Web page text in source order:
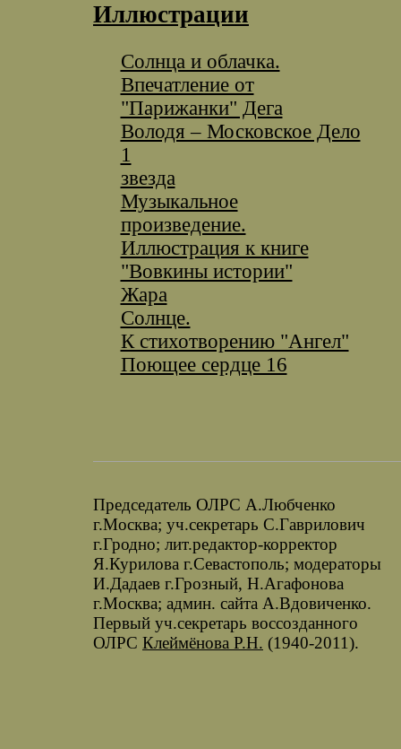
Иллюстрации
Солнца и облачка.
Впечатление от
"Парижанки" Дега
Володя – Московское Дело
1
звезда
Музыкальное
произведение.
Иллюстрация к книге
"Вовкины истории"
Жара
Солнце.
К стихотворению "Ангел"
Поющее сердце 16
Председатель ОЛРС А.Любченко
г.Москва; уч.секретарь С.Гаврилович
г.Гродно; лит.редактор-корректор
Я.Курилова г.Севастополь; модераторы
И.Дадаев г.Грозный, Н.Агафонова
г.Москва; админ. сайта А.Вдовиченко.
Первый уч.секретарь воссозданного
ОЛРС Клеймёнова Р.Н. (1940-2011).